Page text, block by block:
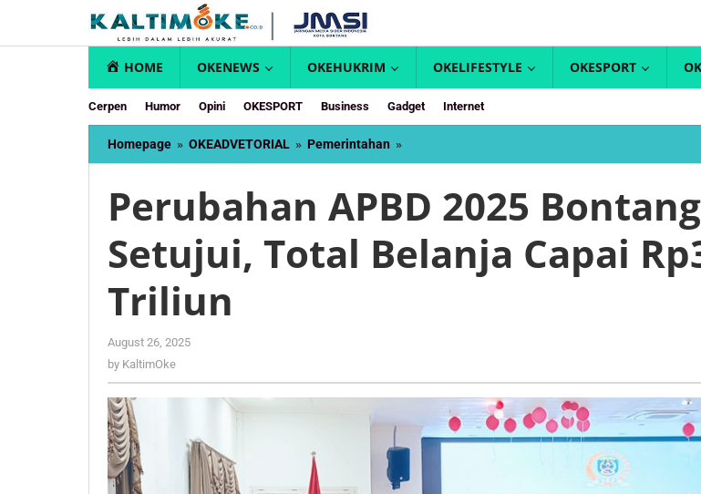
content
HOME OKENEWS OKEHUKRIM OKELIFESTYLE OKESPORT
Cerpen Humor Opini OKESPORT Business Gadget Internet
Homepage » OKEADVETORIAL » Pemerintahan »
APBD
Bontang
di
Setujui,
Total
Perubahan APBD 2025
Setujui, Total Belanja Capai
Triliun
August 26, 2025
by KaltimOke